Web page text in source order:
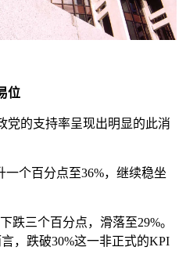
位
党的支持率呈现出明显的此消
一个百分点至36%，继续稳坐
跌三个百分点，滑落至29%。
，跌破30%这一非正式的KPI